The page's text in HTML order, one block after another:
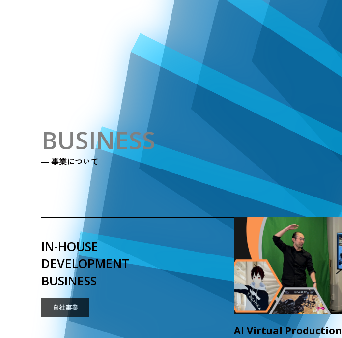
BUSINESS
事業について
IN-HOUSE
DEVELOPMENT
BUSINESS
自社事業
AI Virtual Production